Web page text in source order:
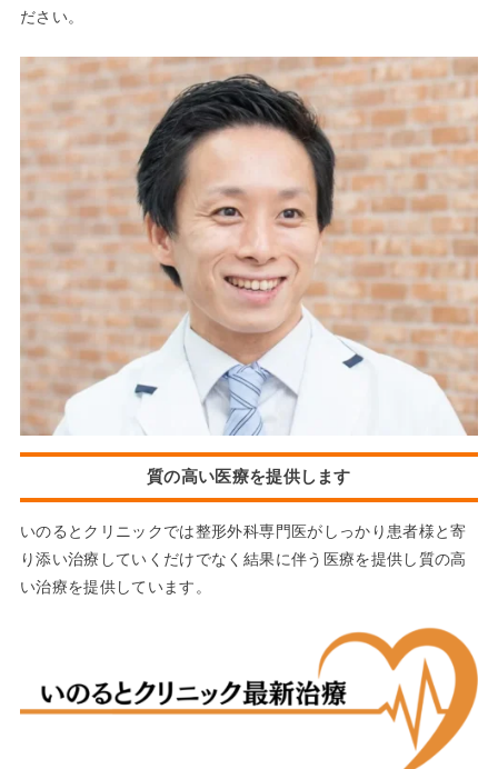
ださい。
質の高い医療を提供します
いのるとクリニックでは整形外科専門医がしっかり患者様と寄
り添い治療していくだけでなく結果に伴う医療を提供し質の高
い治療を提供しています。